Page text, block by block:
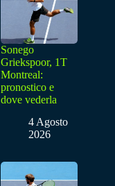
Sonego
Griekspoor, 1T
Montreal:
pronostico e
dove vederla
4 Agosto
2026